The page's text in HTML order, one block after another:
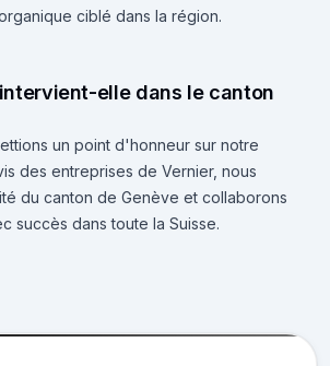
ciblé dans la région.
elle dans le canton
un point d'honneur sur notre
des entreprises de Vernier, nous
du canton de Genève et collaborons
succès dans toute la Suisse.